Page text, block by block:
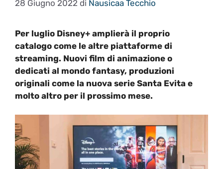
28 Giugno 2022 di Nausicaa Tecchio
Per luglio Disney+ amplierà il proprio
catalogo come le altre piattaforme di
streaming. Nuovi film di animazione o
dedicati al mondo fantasy, produzioni
originali come la nuova serie Santa Evita e
molto altro per il prossimo mese.